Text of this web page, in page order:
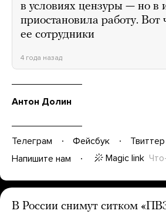
в условиях цензуры — но в
приостановила работу. Вот
ее сотрудники
4 года назад
Антон Долин
Телеграм Фейсбук Твиттер
Напишите нам
Magic link
В России снимут ситком